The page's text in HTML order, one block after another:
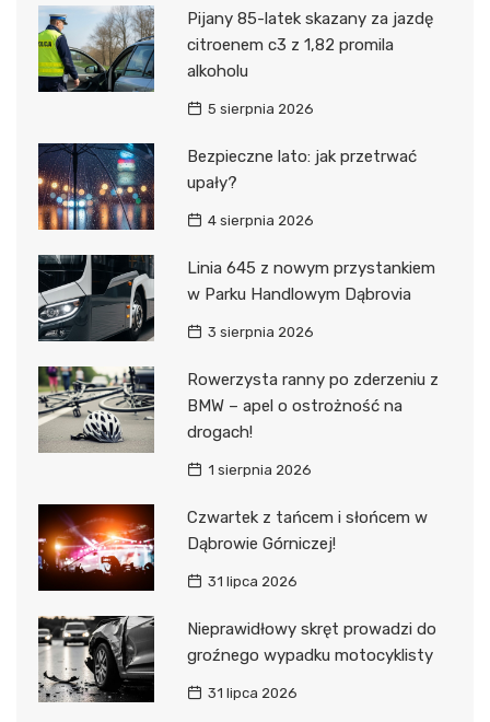
Pijany 85-latek skazany za jazdę
citroenem c3 z 1,82 promila
alkoholu
5 sierpnia 2026
Bezpieczne lato: jak przetrwać
upały?
4 sierpnia 2026
Linia 645 z nowym przystankiem
w Parku Handlowym Dąbrovia
3 sierpnia 2026
Rowerzysta ranny po zderzeniu z
BMW – apel o ostrożność na
drogach!
1 sierpnia 2026
Czwartek z tańcem i słońcem w
Dąbrowie Górniczej!
31 lipca 2026
Nieprawidłowy skręt prowadzi do
groźnego wypadku motocyklisty
31 lipca 2026